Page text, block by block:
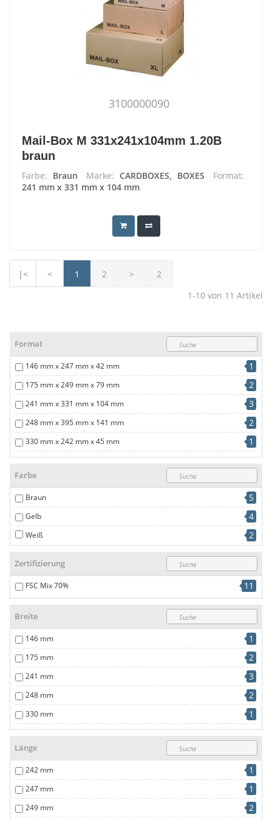
3100000090
Mail-Box M 331x241x104mm 1.20B
braun
Farbe: Braun Marke: CARDBOXES, BOXES
Format:
241 mm x 331 mm x 104 mm
|< < 1 2 >
2
1-10 von 11 Artikel
Format
146 mm x 247 mm x 42 mm 1
175 mm x 249 mm x 79 mm 2
241 mm x 331 mm x 104 mm 3
248 mm x 395 mm x 141 mm 2
330 mm x 242 mm x 45 mm 1
333 mm x 460 mm x 174 mm 2
Farbe
Braun 5
Gelb 4
Weiß 2
Zertifizierung
FSC Mix 70% 11
Breite
146 mm 1
175 mm 2
241 mm 3
248 mm 2
330 mm 1
333 mm 2
Länge
242 mm 1
247 mm 1
249 mm 2